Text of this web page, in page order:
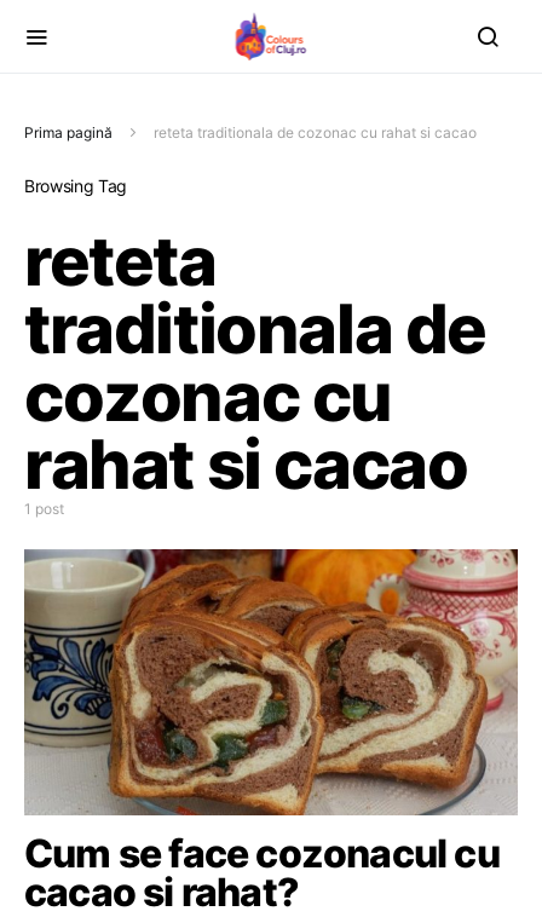
Prima pagină reteta traditionala de cozonac cu rahat si cacao
Browsing Tag
reteta
traditionala de
cozonac cu
rahat si cacao
1 post
Cum se face cozonacul cu
cacao si rahat?